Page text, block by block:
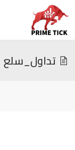
تداول_سلع